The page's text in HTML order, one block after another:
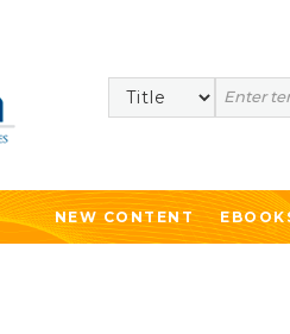
Search
NEW CONTENT